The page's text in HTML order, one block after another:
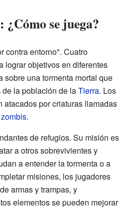
se juega?
contra entorno". Cuatro
lograr objetivos en diferentes
sobre una tormenta mortal que
la población de laTierra. Los
atacados por criaturas llamadas
zombis.
de refugios. Su misión es
a otros sobrevivientes y
a entender la tormenta o a
misiones, los jugadores
armas y trampas, y
elementos se pueden mejorar